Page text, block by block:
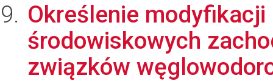
Określenie
środowiskowych
związków